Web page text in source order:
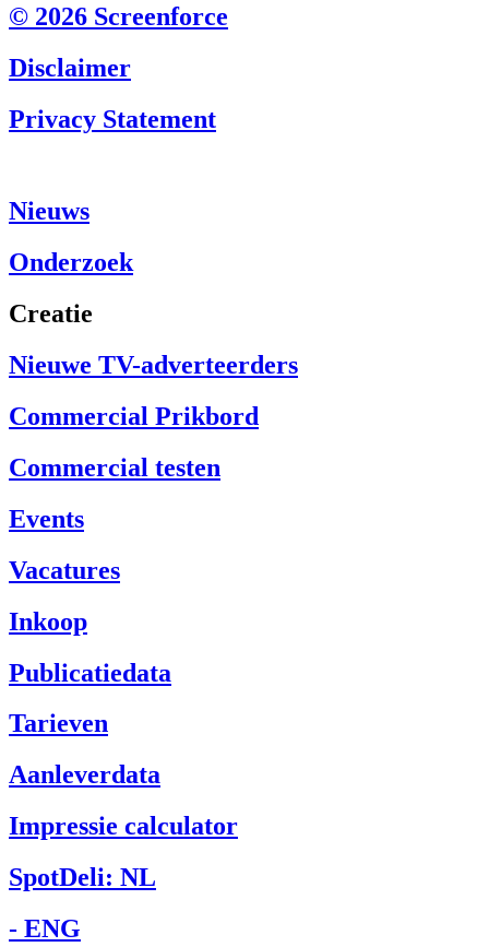
© 2026 Screenforce
Disclaimer
Privacy Statement
Nieuws
Onderzoek
Creatie
Nieuwe TV-adverteerders
Commercial Prikbord
Commercial testen
Events
Vacatures
Inkoop
Publicatiedata
Tarieven
Aanleverdata
Impressie calculator
SpotDeli: NL
- ENG